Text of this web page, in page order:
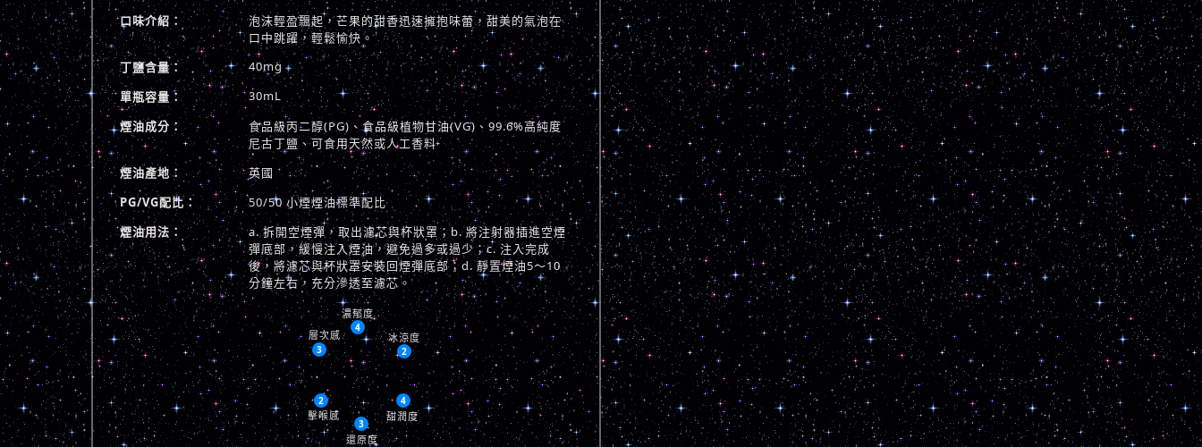
口味介紹：
泡沫輕盈飄起，芒果的甜香迅速擁抱味蕾，甜美的氣泡在
口中跳躍，輕鬆愉快。
丁鹽含量：
40mg
單瓶容量：
30mL
煙油成分：
食品級丙二醇(PG)、食品級植物甘油(VG)、99.6%高純度
尼古丁鹽、可食用天然或人工香料
煙油產地：
英國
PG/VG配比：
50/50 小煙煙油標準配比
煙油用法：
a. 拆開空煙彈，取出濾芯與杯狀罩；b. 將注射器插進空煙
彈底部，緩慢注入煙油，避免過多或過少；c. 注入完成
後，將濾芯與杯狀罩安裝回煙彈底部；d. 靜置煙油5～10
分鐘左右，充分滲透至濾芯。
4
2
4
3
2
3
濃郁度
冰涼度
甜潤度
還原度
擊喉感
層次感